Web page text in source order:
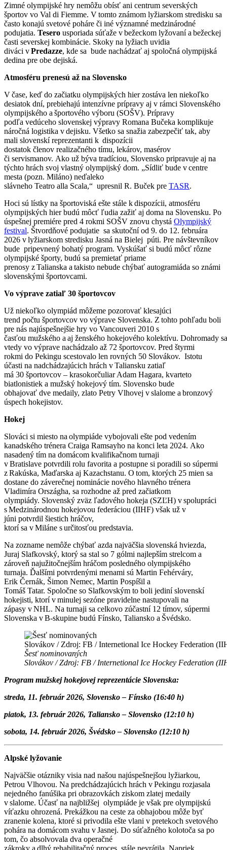
Zimné olympijské hry nemôžu obísť ani centrum severských
športov vo Val di Fiemme. V tomto známom lyžiarskom stredisku sa
často konajú svetové poháre či iné významné medzinárodné
podujatia. Tesero usporiada súťaže v bežeckom lyžovaní a bežeckej
časti severskej kombinácie. Skoky na lyžiach uvidia
diváci vPredazze, kde sa bude nachádzať aj spoločná olympijská
dedina pre obe dejiská.
Atmosféru prenesú až na Slovensko
V čase, keď do začiatku olympijských hier zostáva len niekoľko
desiatok dní, prebiehajú intenzívne prípravy aj v rámci Slovenského
olympijského a športového výboru (SOŠV). Prípravy
podľa vedúceho slovenskej výpravy Romana Bučeka komplikuje
náročná logistika v dejisku. Všetko sa snažia zabezpečiť tak, aby
mali slovenskí reprezentanti k dispozícii
dostatok členov realizačného tímu, lekárov, masérov
či servismanov. Ako už býva tradíciou, Slovensko pripravuje aj na
týchto hrách svoj vlastný olympijský dom. „Sídliť bude v centre
mesta (pozn. Miláno) neďaleko
slávneho Teatro alla Scala,“ upresnil R. Buček pre TASR.
Hoci sú lístky na športoviská ešte stále k dispozícii, atmosféru
olympijských hier budú môcť ľudia zažiť aj doma na Slovensku. Po
úspešnej premiére pred 4 rokmi SOŠV znovu chystá Olympijský
festival. Štvordňové podujatie sa skutoční od 9. do 12. februára
2026 v lyžiarskom stredisku Jasná na Bielej púti. Pre návštevníkov
bude pripevnený bohatý program. Vyskúšať si budú môcť rôzne
olympijské športy, budú sa premietať priame
prenosy z Talianska a takisto nebude chýbať autogramiáda so známi
slovenskými športovcami.
Vo výprave zatiaľ 30 športovcov
Už niekoľko olympiád môžeme pozorovať klesajúci
trend počtu športovcov vo výprave Slovenska. Z tohto pohľadu boli
pre nás najúspešnejšie hry vo Vancouveri 2010 s
časťou mužského a aj ženského hokejového kolektívu. Dohromady sa
vtedy vo výprave nachádzalo až 72 športovcov. Pred štyrmi
rokmi do Pekingu scestovalo len rovných 50 Slovákov. Istotu
účasti na nadchádzajúcich hrách v Taliansku zatiaľ
má 30 športovcov – krasokorčuliar Adam Hagara, kvarteto
biatlonistiek a mužský hokejový tím. Slovensko bude
obhajovať dve medaily, zlato Petry Vlhovej v slalome a bronzový
úspech hokejistov.
Hokej
Slováci si miesto na olympiáde vybojovali ešte pod vedením
kanadského trénera Craiga Ramsayho na konci leta 2024. Ako
nasadený tím na domácom kvalifikačnom turnaji
v Bratislave potvrdili rolu favorita a postupne si poradili so súpermi
z Rakúska, Maďarska aj Kazachstanu. O tom, ktorých 25 mien sa
dostane do záverečnej nominácie nového hlavného trénera
Vladimíra Országha, sa rozhodne až pred začiatkom
olympiády. Slovenský zväz ľadového hokeja (SZĽH) v spolupráci
s Medzinárodnou hokejovou federáciou (IIHF) však už v
júni potvrdil šiestich hráčov,
ktorí sa v Miláne s určitosťou predstavia.
Na zozname nemôže chýbať azda najväčšia slovenská hviezda,
Juraj Slafkovský, ktorý sa stal so 7 gólmi najlepším strelcom a
zároveň najužitočnejším hráčom posledného olympijského
turnaja. Ďalšími potvrdenými menami sú Martin Fehérváry,
Erik Černák, Šimon Nemec, Martin Pospíšil a
Tomáš Tatar. Spoločne so Slafkovským to boli jediní slovenskí
hokejisti, ktorí v minulej sezóne pravidelne nastupovali na
zápasy v NHL. Na turnaji sa celkovo zúčastní 12 tímov, súpermi
Slovenska v B-skupine budú Fínsko, Taliansko a Švédsko.
Šesť nominovaných
Slovákov / Zdroj: FB / Internetional Ice Hockey Federation
Program mužskej hokejovej reprezentácie Slovenska:
streda, 11. február 2026, Slovensko – Fínsko (16:40 h)
piatok, 13. február 2026, Taliansko – Slovensko (12:10 h)
sobota, 14. február 2026, Švédsko – Slovensko (12:10 h)
Alpské lyžovanie
Najväčšie otázniky visia nad našou najúspešnejšou lyžiarkou,
Petrou Vlhovou. Na predchádzajúcich hrách v Pekingu rozjasala
nejedného fanúšika pri obrazovkách ziskom zlatej medaily
v slalome. Účasť na najbližšej olympiáde je však pre olympijskú
víťazku ohrozená. Prekážkou na ceste za obhajobou môže byť
zranenie kolena, ktoré si privodila ešte vlani v pretekoch svetového
pohára na domácom svahu v Jasnej. Do súťažného kolotoča sa po
tom, čo absolvovala dva operačné
zákroky a dlhý rehabilitačný proces, stále nevrátila. Napriek